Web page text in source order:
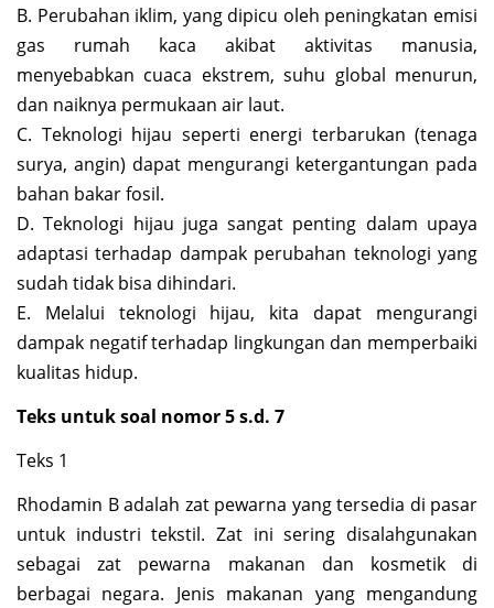
B. Perubahan iklim, yang dipicu oleh peningkatan emisi
gas rumah kaca akibat aktivitas manusia,
menyebabkan cuaca ekstrem, suhu global menurun,
dan naiknya permukaan air laut.
C. Teknologi hijau seperti energi terbarukan (tenaga
surya, angin) dapat mengurangi ketergantungan pada
bahan bakar fosil.
D. Teknologi hijau juga sangat penting dalam upaya
adaptasi terhadap dampak perubahan teknologi yang
sudah tidak bisa dihindari.
E. Melalui teknologi hijau, kita dapat mengurangi
dampak negatif terhadap lingkungan dan memperbaiki
kualitas hidup.
Teks untuk soal nomor 5 s.d. 7
Teks 1
Rhodamin B adalah zat pewarna yang tersedia di pasar
untuk industri tekstil. Zat ini sering disalahgunakan
sebagai zat pewarna makanan dan kosmetik di
berbagai negara. Jenis makanan yang mengandung